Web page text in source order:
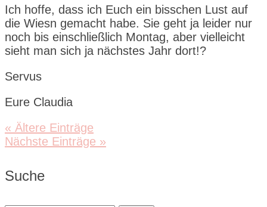
Ich hoffe, dass ich Euch ein bisschen Lust auf
die Wiesn gemacht habe. Sie geht ja leider nur
noch bis einschließlich Montag, aber vielleicht
sieht man sich ja nächstes Jahr dort!?
Servus
Eure Claudia
« Ältere Einträge
Nächste Einträge »
Suche